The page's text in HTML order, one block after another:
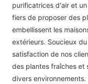
purificatrices d'air et
fiers de proposer des
embellissent les
extérieurs. Soucieux
satisfaction de nos
des plantes fraîches et
divers